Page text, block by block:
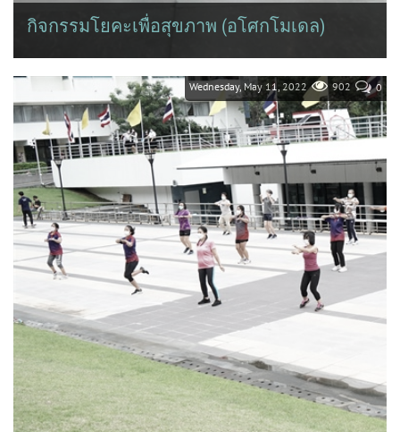
กิจกรรมโยคะเพื่อสุขภาพ (อโศกโมเดล)
1...
Wednesday, May 11, 2022 0
902